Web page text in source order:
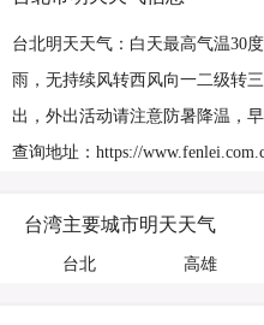
台北明天天气：白天最高气温30
雨，无持续风转西风向一二级转
出，外出活动请注意防暑降温，早
查询地址：https://
台湾主要城市明天天气
台北 高雄